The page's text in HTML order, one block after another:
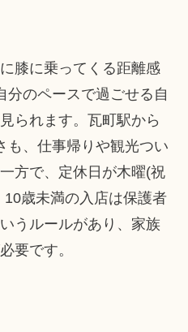
膝に乗ってくる距離感
分のペースで過ごせる自
られます。瓦町駅から
も、仕事帰りや観光つい
方で、定休日が木曜(祝
歳未満の入店は保護者
うルールがあり、家族
要です。